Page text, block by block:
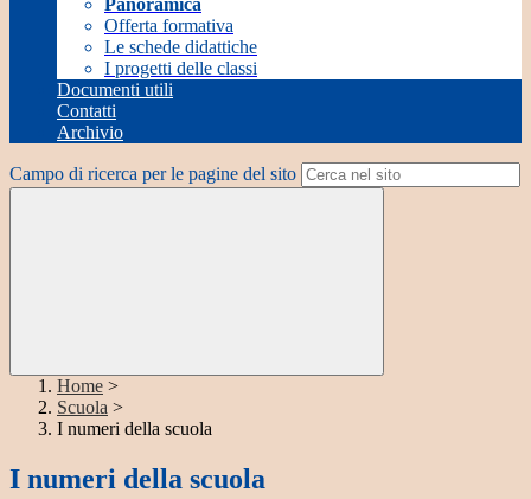
Panoramica
Offerta formativa
Le schede didattiche
I progetti delle classi
Documenti utili
Contatti
Archivio
Campo di ricerca per le pagine del sito
Home >
Scuola >
I numeri della scuola
I numeri della scuola